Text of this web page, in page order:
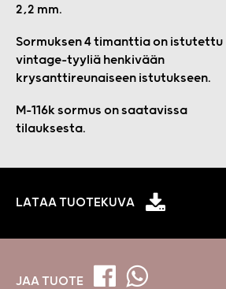
2,2 mm.
Sormuksen 4 timanttia on istutettu
vintage-tyyliä henkivään
krysanttireunaiseen istutukseen.
M-116k sormus on saatavissa
tilauksesta.
LATAA TUOTEKUVA
JAA TUOTE